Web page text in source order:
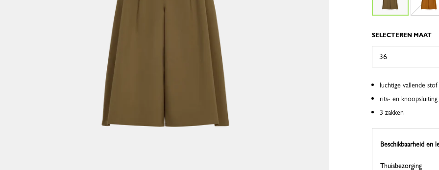
SELECTEREN MAAT
luchtige vallende stof
rits- en knoopsluiting
3 zakken
Beschikbaarheid en
Thuisbezorging